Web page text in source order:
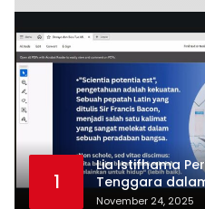
1
Lia Istifhama
Tenggara
Internasional
November 24, 2025